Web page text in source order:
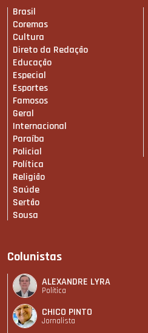
Brasil
Coremas
Cultura
Direto da Redação
Educação
Especial
Esportes
Famosos
Geral
Internacional
Paraíba
Policial
Política
Religião
Saúde
Sertão
Sousa
Colunistas
ALEXANDRE LYRA
Política
CHICO PINTO
Jornalista